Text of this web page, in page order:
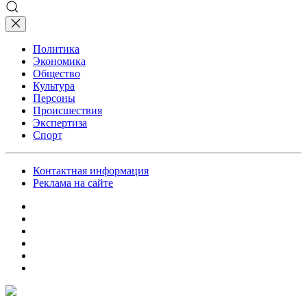
Политика
Экономика
Общество
Культура
Персоны
Происшествия
Экспертиза
Спорт
Контактная информация
Реклама на сайте